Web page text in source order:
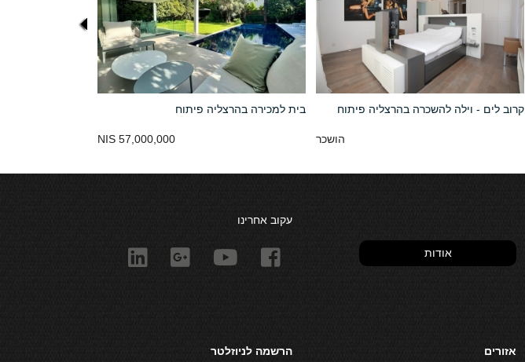
בית למכירה בהרצליה פיתוח
57,000,000 NIS
קרוב לים - וילה להשכרה בהרצליה פיתוח
הושכר
אודות
עקוב אחרינו
אזורים הרשמה לניוזלטר